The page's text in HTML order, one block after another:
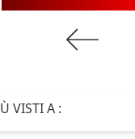
VISTI A :